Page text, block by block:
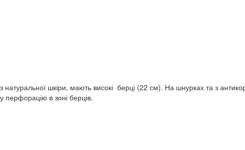
натуральної шкіри, мають високі берці (22 см). На шнурках та з
в зоні берців.